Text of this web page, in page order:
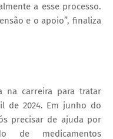
a esse processo.
e o apoio”, finaliza
na carreira para tratar
de 2024. Em junho do
precisar de ajuda por
de medicamentos